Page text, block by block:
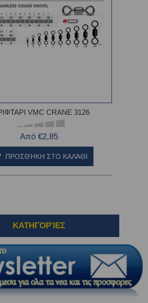
VMC CRANE 3126
Από €2,85
ΚΑΤΗΓΟΡΊΕΣ